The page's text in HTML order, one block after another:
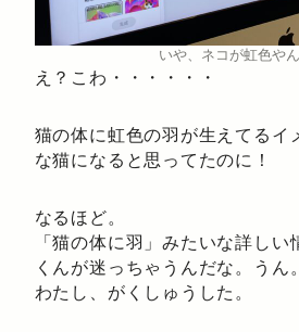
いや、ネコが虹色やん
え？こわ・・・・・・
猫の体に虹色の羽が生えてるイ
な猫になると思ってたのに！
なるほど。
「猫の体に羽」みたいな詳しい
くんが迷っちゃうんだな。うん。
わたし、がくしゅうした。